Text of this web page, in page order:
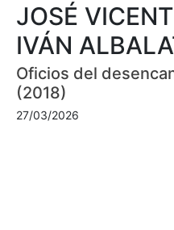
JOSÉ
IVÁN
Oficios del
(2018)
27/03/2026